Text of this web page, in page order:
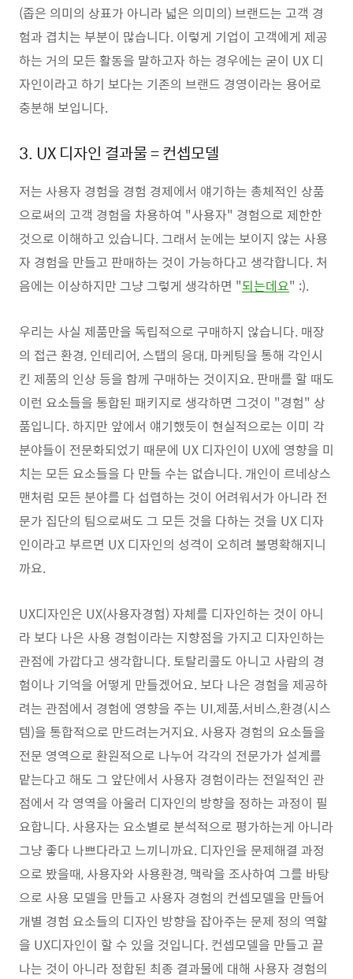
(좁은 의미의 상표가 아니라 넓은 의미의) 브랜드는 고객 경
험과 겹치는 부분이 많습니다. 이렇게 기업이 고객에게 제공
하는 거의 모든 활동을 말하고자 하는 경우에는 굳이 UX 디
자인이라고 하기 보다는 기존의 브랜드 경영이라는 용어로
충분해 보입니다.
3. UX 디자인 결과물 = 컨셉모델
저는 사용자 경험을 경험 경제에서 얘기하는 총체적인 상품
으로써의 고객 경험을 차용하여 "사용자" 경험으로 제한한
것으로 이해하고 있습니다. 그래서 눈에는 보이지 않는 사용
자 경험을 만들고 판매하는 것이 가능하다고 생각합니다. 처
음에는 이상하지만 그냥 그렇게 생각하면 "되는데요" :).
우리는 사실 제품만을 독립적으로 구매하지 않습니다. 매장
의 접근 환경, 인테리어, 스탭의 응대, 마케팅을 통해 각인시
킨 제품의 인상 등을 함께 구매하는 것이지요. 판매를 할 때도
이런 요소들을 통합된 패키지로 생각하면 그것이 "경험" 상
품입니다. 하지만 앞에서 얘기했듯이 현실적으로는 이미 각
분야들이 전문화되었기 때문에 UX 디자인이 UX에 영향을 미
치는 모든 요소들을 다 만들 수는 없습니다. 개인이 르네상스
맨처럼 모든 분야를 다 섭렵하는 것이 어려워서가 아니라 전
문가 집단의 팀으로써도 그 모든 것을 다하는 것을 UX 디자
인이라고 부르면 UX 디자인의 성격이 오히려 불명확해지니
까요.
UX디자인은 UX(사용자경험) 자체를 디자인하는 것이 아니
라 보다 나은 사용 경험이라는 지향점을 가지고 디자인하는
관점에 가깝다고 생각합니다. 토탈리콜도 아니고 사람의 경
험이나 기억을 어떻게 만들겠어요. 보다 나은 경험을 제공하
려는 관점에서 경험에 영향을 주는 UI,제품,서비스,환경(시스
템)을 통합적으로 만드려는거지요. 사용자 경험의 요소들을
전문 영역으로 환원적으로 나누어 각각의 전문가가 설계를
맡는다고 해도 그 앞단에서 사용자 경험이라는 전일적인 관
점에서 각 영역을 아울러 디자인의 방향을 정하는 과정이 필
요합니다. 사용자는 요소별로 분석적으로 평가하는게 아니라
그냥 좋다 나쁘다라고 느끼니까요. 디자인을 문제해결 과정
으로 봤을때, 사용자와 사용환경, 맥락을 조사하여 그를 바탕
으로 사용 모델을 만들고 사용자 경험의 컨셉모델을 만들어
개별 경험 요소들의 디자인 방향을 잡아주는 문제 정의 역할
을 UX디자인이 할 수 있을 것입니다. 컨셉모델을 만들고 끝
나는 것이 아니라 정합된 최종 결과물에 대해 사용자 경험의